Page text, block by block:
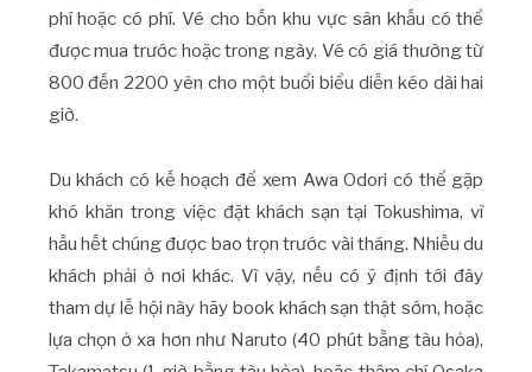
phí hoặc có phí. Vé cho bốn khu vực sân khấu có thể
được mua trước hoặc trong ngày. Vé có giá thường từ
800 đến 2200 yên cho một buổi biểu diễn kéo dài hai
giờ.
Du khách có kế hoạch để xem Awa Odori có thể gặp
khó khăn trong việc đặt khách sạn tại Tokushima, vì
hầu hết chúng được bao trọn trước vài tháng. Nhiều du
khách phải ở nơi khác. Vì vậy, nếu có ý định tới đây
tham dự lễ hội này hãy book khách sạn thật sớm, hoặc
lựa chọn ở xa hơn như Naruto (40 phút bằng tàu hỏa),